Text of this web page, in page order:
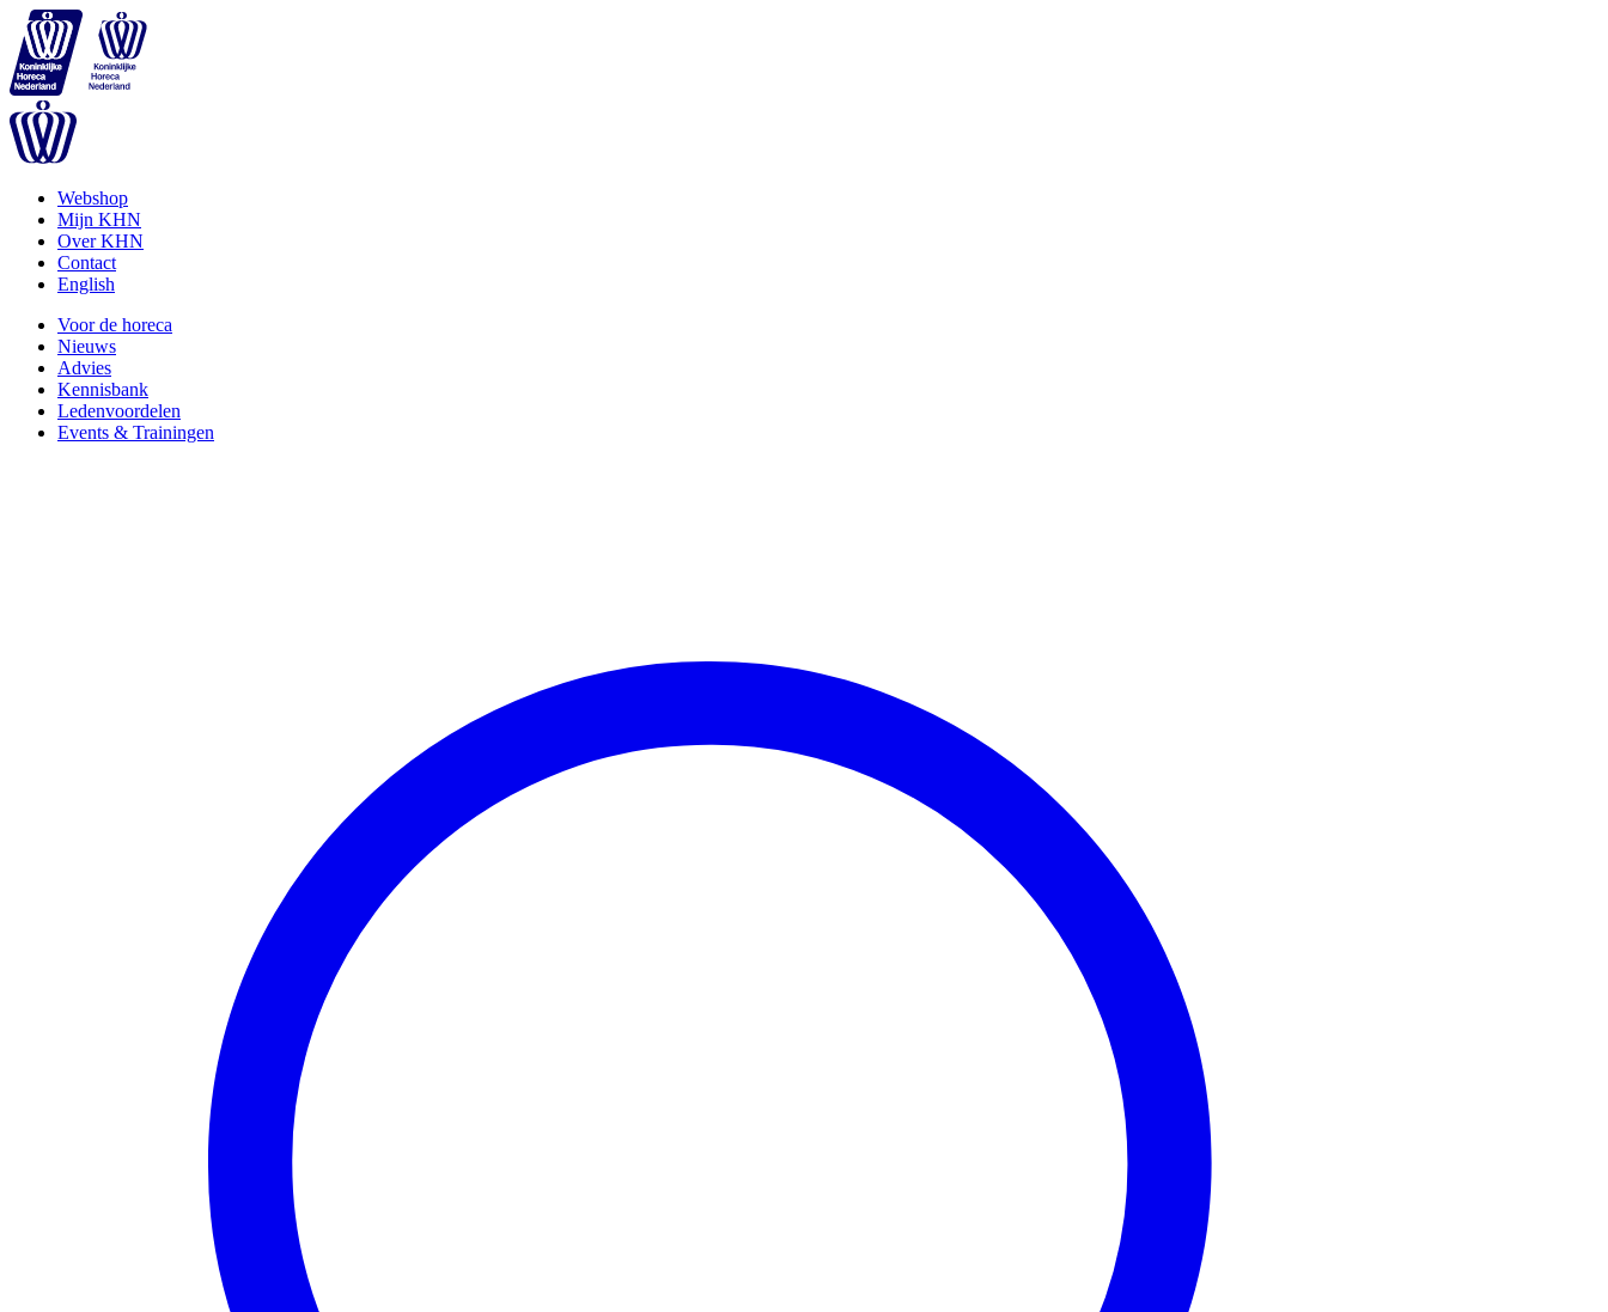
Webshop
Mijn KHN
Over KHN
Contact
English
Voor de horeca
Nieuws
Advies
Kennisbank
Ledenvoordelen
Events & Trainingen